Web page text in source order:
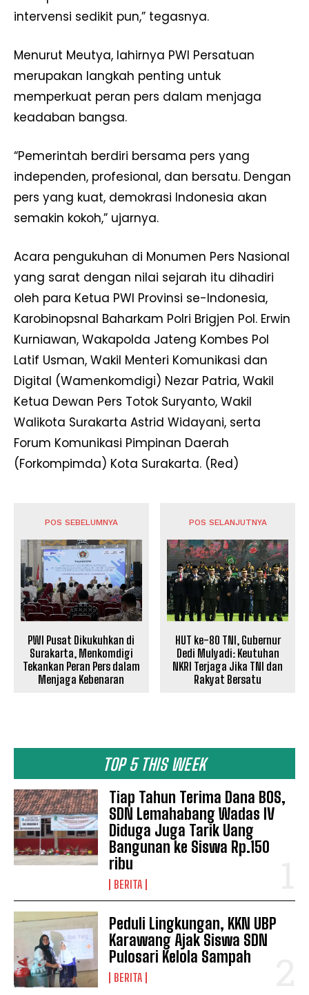
TOP 5 THIS WEEK
Tiap Tahun Terima Dana BOS,
SDN Lemahabang Wadas IV
Diduga Juga Tarik Uang
Bangunan ke Siswa Rp.150
ribu
BERITA
Peduli Lingkungan, KKN UBP
Karawang Ajak Siswa SDN
Pulosari Kelola Sampah
BERITA
intervensi sedikit pun,” tegasnya.
Menurut Meutya, lahirnya PWI Persatuan
merupakan langkah penting untuk
memperkuat peran pers dalam menjaga
keadaban bangsa.
“Pemerintah berdiri bersama pers yang
independen, profesional, dan bersatu. Dengan
pers yang kuat, demokrasi Indonesia akan
semakin kokoh,” ujarnya.
Acara pengukuhan di Monumen Pers Nasional
yang sarat dengan nilai sejarah itu dihadiri
oleh para Ketua PWI Provinsi se-Indonesia,
Karobinopsnal Baharkam Polri Brigjen Pol. Erwin
Kurniawan, Wakapolda Jateng Kombes Pol
Latif Usman, Wakil Menteri Komunikasi dan
Digital (Wamenkomdigi) Nezar Patria, Wakil
Ketua Dewan Pers Totok Suryanto, Wakil
Walikota Surakarta Astrid Widayani, serta
Forum Komunikasi Pimpinan Daerah
(Forkompimda) Kota Surakarta. (Red)
POS SEBELUMNYA
PWI Pusat Dikukuhkan di
Surakarta, Menkomdigi
Tekankan Peran Pers dalam
Menjaga Kebenaran
POS SELANJUTNYA
HUT ke-80 TNI, Gubernur
Dedi Mulyadi: Keutuhan
NKRI Terjaga Jika TNI dan
Rakyat Bersatu